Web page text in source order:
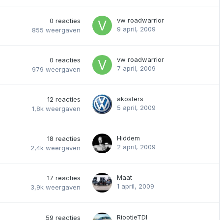
0 reacties
855 weergaven
vw roadwarrior
9 april, 2009
0 reacties
979 weergaven
vw roadwarrior
7 april, 2009
12 reacties
1,8k weergaven
akosters
5 april, 2009
18 reacties
2,4k weergaven
Hiddem
2 april, 2009
17 reacties
3,9k weergaven
Maat
1 april, 2009
59 reacties RiootjeTDI